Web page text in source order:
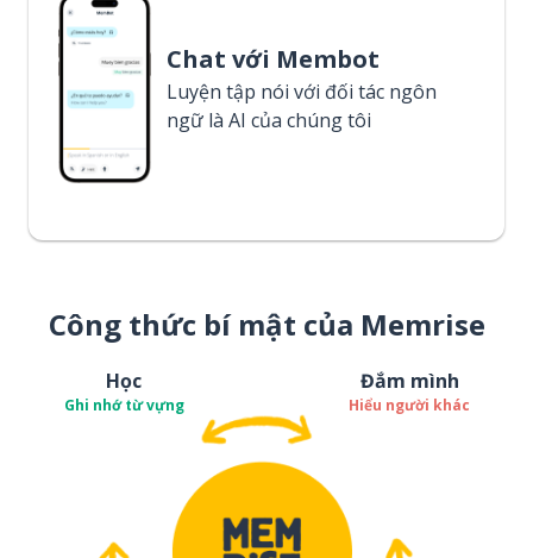
Chat với Membot
Luyện tập nói với đối tác ngôn
ngữ là AI của chúng tôi
Công thức bí mật của Memrise
Học
Ghi nhớ từ vựng
Đắm mình
Hiểu người khác